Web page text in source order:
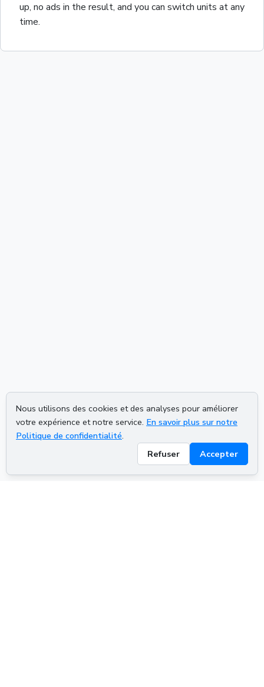
up, no ads in the result, and you can switch units at any
time.
Nous utilisons des cookies et des analyses pour améliorer
votre expérience et notre service. En savoir plus sur notre
Politique de confidentialité.
Refuser
Accepter